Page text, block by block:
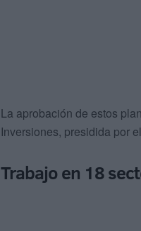
La aprobación de estos
Inversiones, presidida por el
Trabajo en 18